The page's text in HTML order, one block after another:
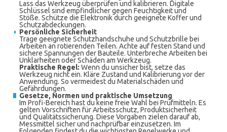
Lass das Werkzeug überprüfen und kalibrieren. Digitale
Schlüssel sind empfindlicher gegen Feuchtigkeit und
Stöße. Schütze die Elektronik durch geeignete Koffer und
Schutzabdeckungen.
Persönliche Sicherheit
Trage geeignete Schutzhandschuhe und Schutzbrille bei
Arbeiten an rotierenden Teilen. Achte auf festen Stand und
sichere Spannungen der Bauteile. Unterbreche Arbeiten bei
Unklarheiten oder Schäden am Werkzeug.
Praktische Regel: Wenn du unsicher bist, setze das
Werkzeug nicht ein. Kläre Zustand und Kalibrierung vor der
Anwendung. So vermeidest du Materialschäden und
Gefährdungen.
Gesetze, Normen und praktische Umsetzung
Im Profi-Bereich hast du keine freie Wahl bei Prüfmitteln. Es
gelten Vorschriften für Arbeitsschutz, Produktsicherheit
und Qualitätssicherung. Diese Vorgaben zielen darauf ab,
Messmittel sicher und nachprüfbar einzusetzen. Im